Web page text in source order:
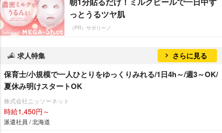
っとうるツヤ肌
（PR）サボリーノ
求人特集 さらに見る
保育士/小規模で一人ひとりをゆっくりみれる/1日4h～/週3～OK/
夏休み明けスタートOK
株式会社ニッソーネット
時給1,450円～
派遣社員 / 北海道